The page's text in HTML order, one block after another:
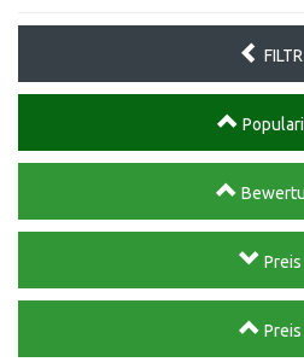
FILTR
Preis
Preis